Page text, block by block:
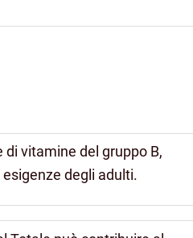
vitamine del gruppo B,
degli adulti.